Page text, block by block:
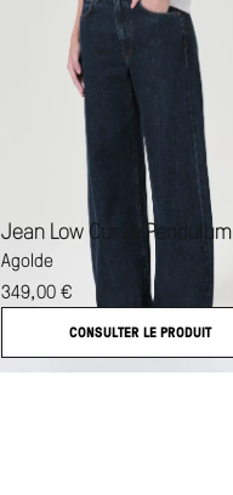
Jean Low Curve Pendulum
Agolde
349,00€
CONSULTER LE PRODUIT